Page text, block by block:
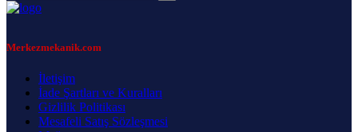
Merkezmekanik.com
İletişim
İade Şartları ve Kuralları
Gizlilik Politikası
Mesafeli Satış Sözleşmesi